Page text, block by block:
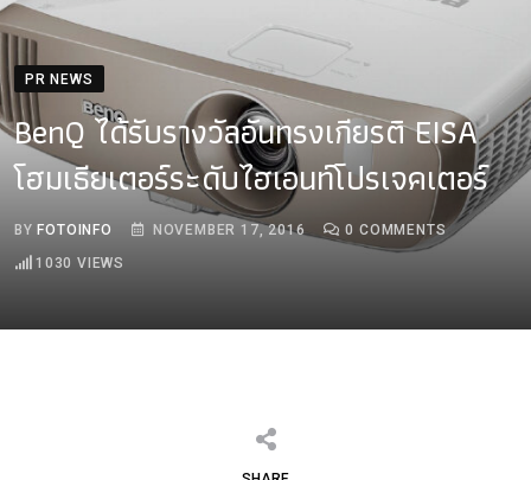
PR NEWS
BenQ ได้รับรางวัลอันทรงเกียรติ EISA
โฮมเธียเตอร์ระดับไฮเอนท์โปรเจคเตอร์
BYFOTOINFO NOVEMBER 17, 2016 0 COMMENTS
1030 VIEWS